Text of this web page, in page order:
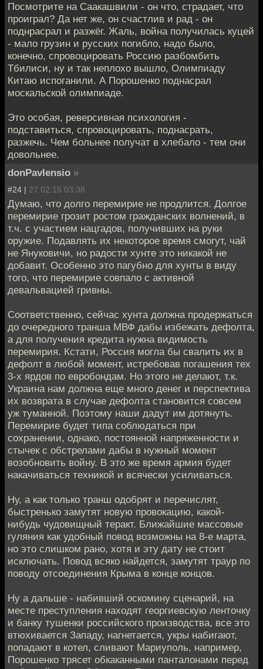
Посмотрите на Саакашвили - он что, страдает, что
проиграл? Да нет же, он счастлив и рад - он
поднрасрал и разжёг. Жаль, война получилась куцей
- мало грузин и русских погибло, надо было,
конечно, спровоцировать Россию разбомбить
Тбилиси, ну и так неплохо вышло, Олимпиаду
Китаю испоганили. А Порошенко поднасрал
москальской олимпиаде.
Это особая, реверсивная психология -
подставиться, спровоцировать, поднасрать,
разжечь. Чем больнее получат в хлебало - тем они
довольнее.
donPavlensio »
#24 | 27.02.15 03:38
Думаю, что долго перемирие не продлится. Долгое
перемирие грозит ростом гражданских волнений, в
т.ч. с участием нацгадов, получивших на руки
оружие. Подавлять их некоторое время смогут, чай
не Януковичи, но радости хунте это никакой не
добавит. Особенно это пагубно для хунты в виду
того, что перемирие совпало с активной
девальвацией гривны.
Соответственно, сейчас хунта должна продержаться
до очередного транша МВФ дабы избежать дефолта,
а для получения кредита нужна видимость
перемирия. Кстати, Россия могла бы свалить их в
дефолт в любой момент, истребовав погашения тех
3-х ярдов по евробондам. Но этого не делают, т.к.
Украина нам должна еще много денег и перспектива
их возврата в случае дефолта становится совсем
уж туманной. Поэтому наши дадут им дотянуть.
Перемирие будет типа соблюдаться при
сохранении, однако, постоянной напряженности и
стычек с обстрелами дабы в нужный момент
возобновить войну. В это же время армия будет
накачиваться техникой и всячески усиливаться.
Ну, а как только транш одобрят и перечислят,
быстренько замутят новую провокацию, какой-
нибудь чудовищный теракт. Ближайшие массовые
гуляния как удобный повод возможны на 8-е марта,
но это слишком рано, хотя и эту дату не стоит
исключать. Повод всяко найдется, замутят траур по
поводу отсоединения Крыма в конце концов.
Ну а дальше - набивший оскомину сценарий, на
месте преступления находят георгиевскую ленточку
и банку тушенки российского производства, все это
втюхивается Западу, нагнетается, укры набигают,
попадают в котел, сливают Мариуполь, например,
Порошенко трясет обкаканными панталонами перед